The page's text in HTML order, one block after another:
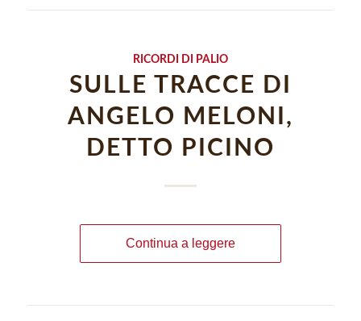
RICORDI DI PALIO
SULLE TRACCE DI
ANGELO MELONI,
DETTO PICINO
Continua a leggere